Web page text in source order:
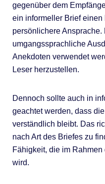
gegenüber dem
ein informeller Brief
persönlichere Ansprache.
umgangssprachliche
Anekdoten verwendet
Leser herzustellen.
Dennoch sollte auch in
geachtet werden, dass
verständlich bleibt. Das
nach Art des Briefes zu
Fähigkeit, die im
wird.